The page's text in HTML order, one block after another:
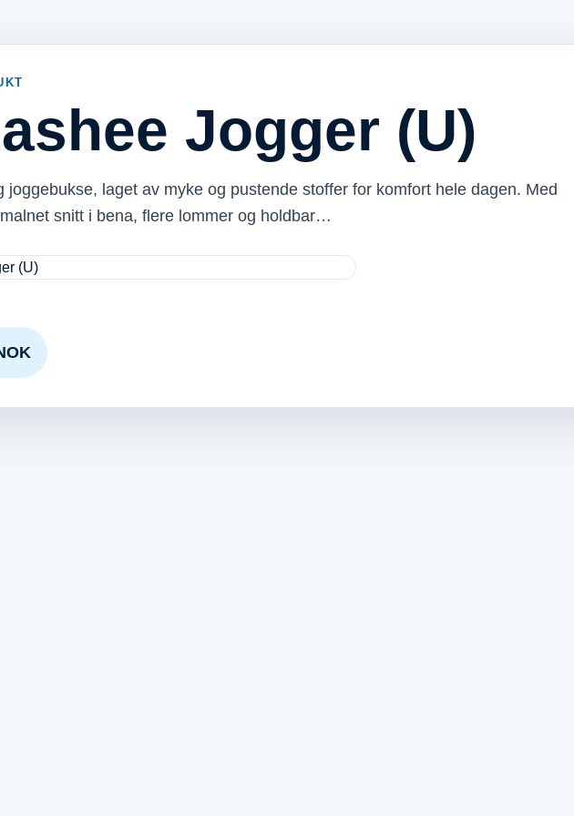
Jogger (U)
joggebukse, laget av myke og pustende stoffer for komfort hele dagen. Med
snitt i bena, flere lommer og holdbar…